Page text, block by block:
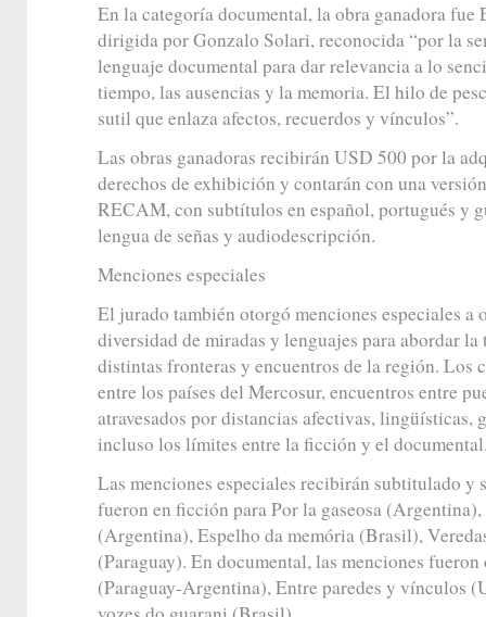
En la categoría documental, la obra ganadora
dirigida por Gonzalo Solari, reconocida “por la
lenguaje documental para dar relevancia a lo
tiempo, las ausencias y la memoria. El hilo de
sutil que enlaza afectos, recuerdos y vínculos”.
Las obras ganadoras recibirán USD 500 por la
derechos de exhibición y contarán con una
RECAM, con subtítulos en español, portugués y
lengua de señas y audiodescripción.
Menciones especiales
El jurado también otorgó menciones especiales a
diversidad de miradas y lenguajes para abordar
distintas fronteras y encuentros de la región. Los
entre los países del Mercosur, encuentros entre
atravesados por distancias afectivas, lingüísticas,
incluso los límites entre la ficción y el
Las menciones especiales recibirán subtitulado
fueron en ficción para Por la gaseosa
(Argentina), Espelho da memória (Brasil),
(Paraguay). En documental, las menciones
(Paraguay-Argentina), Entre paredes y vínculos